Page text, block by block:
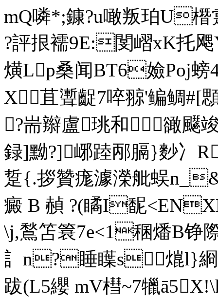
mQ噒*;鏮?u噉叛珀U
?評拫襦9E:閺嶍xK托
熿Lp桑闻BT6嬐Poj
X 苴聻齪7啐翞'鳊鲷#[
?耑辮盧珧和豃飋
録]黝?]峫踛邴膈}麨冫
踅{.拶贊痝澽濚舭蜈
癜 B 赬 ?(瞲I馜
\j,鶖笘簔7e<1稛燔B铮際
訁n?睡瞸s熴l}綗
跋(L5纓 mV槥~7犣